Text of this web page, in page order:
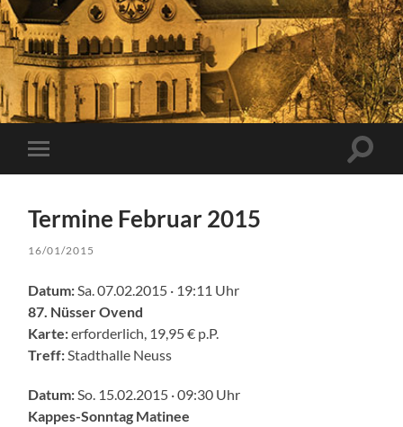
Mobile-
Menü
Termine Februar 2015
16/01/2015
Datum: Sa. 07.02.2015 · 19:11 Uhr
87. Nüsser Ovend
Karte:erforderlich, 19,95 € p.P.
Treff: Stadthalle Neuss
Datum: So. 15.02.2015 · 09:30 Uhr
Kappes-Sonntag Matinee